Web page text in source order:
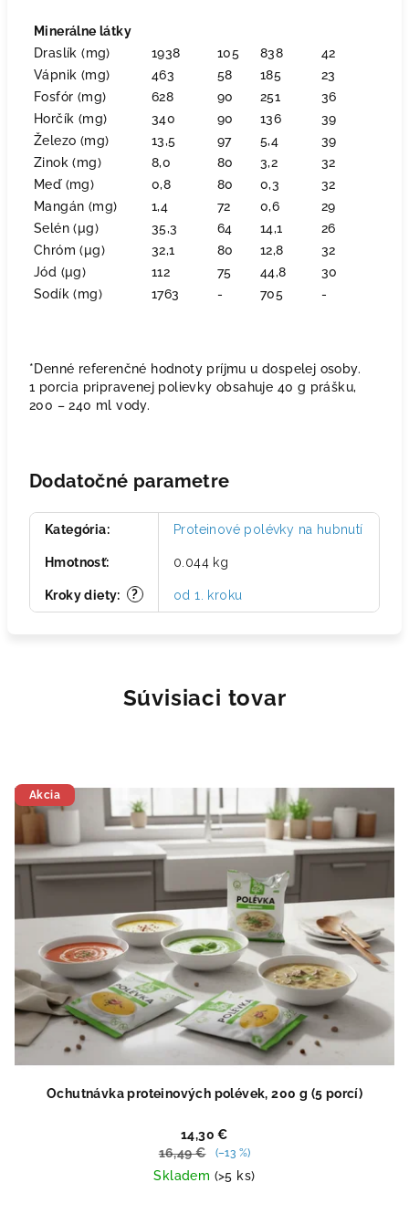
Minerálne látky
Draslík (mg)
1938 105 838
42
Vápnik (mg)
463 58 185
23
Fosfór (mg)
628 90 251
36
Horčík (mg)
340 90 136
39
Železo (mg)
13,5 97 5,4
39
Zinok (mg)
8,0 80 3,2
32
Meď (mg)
0,8 80 0,3
32
Mangán (mg)
1,4 72 0,6
29
Selén (µg)
35,3 64 14,1
26
Chróm (µg)
32,1 80 12,8
32
Jód (µg)
112 75 44,8
30
Sodík (mg)
1763 - 705 -
*Denné referenčné hodnoty príjmu u dospelej osoby.
1 porcia pripravenej polievky obsahuje 40 g prášku,
200 – 240 ml vody.
Dodatočné parametre
Kategória: Proteinové polévky na hubnutí
Hmotnosť: 0.044 kg
?
Kroky diety: od 1. kroku
Súvisiaci tovar
Akcia
Ochutnávka proteinových polévek, 200 g (5 porcí)
14,30 €
16,49 €
(–13 %)
Skladem (>5 ks)